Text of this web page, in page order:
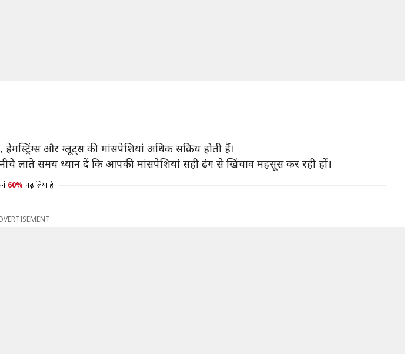
और ग्लूट्स की मांसपेशियां अधिक सक्रिय होती हैं।
लाते समय ध्यान दें कि आपकी मांसपेशियां सही ढंग से खिंचाव महसूस कर रही हों।
60% पढ़ लिया है